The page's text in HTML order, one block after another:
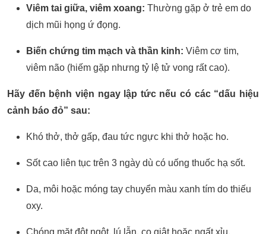
Viêm tai giữa, viêm xoang: Thường gặp ở trẻ em do
dịch mũi họng ứ đọng.
Biến chứng tim mạch và thần kinh: Viêm cơ tim,
viêm não (hiếm gặp nhưng tỷ lệ tử vong rất cao).
Hãy đến bệnh viện ngay lập tức nếu có các “dấu hiệu
cảnh báo đỏ” sau:
Khó thở, thở gấp, đau tức ngực khi thở hoặc ho.
Sốt cao liên tục trên 3 ngày dù có uống thuốc hạ sốt.
Da, môi hoặc móng tay chuyển màu xanh tím do thiếu
oxy.
Chóng mặt đột ngột, lú lẫn, co giật hoặc ngất xỉu.